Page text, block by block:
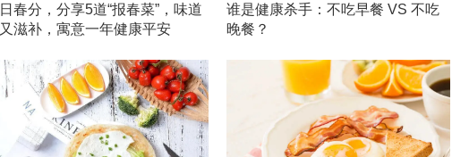
春分，分享5道“报春菜”，味道
滋补，寓意一年健康平安
谁是健康杀手：不吃早餐 VS 不吃
晚餐？